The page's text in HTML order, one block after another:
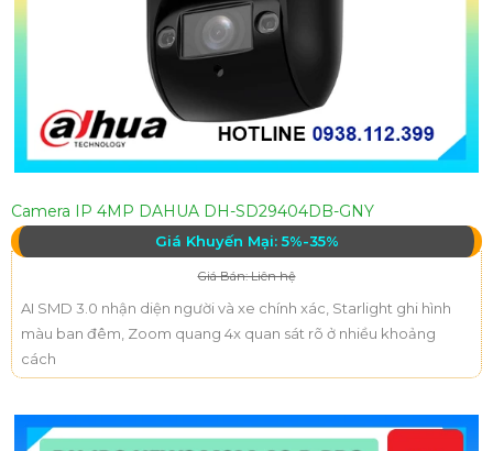
Camera IP 4MP DAHUA DH-SD29404DB-GNY
Giá Khuyến Mại: 5%-35%
Giá Bán: Liên hệ
AI SMD 3.0 nhận diện người và xe chính xác, Starlight ghi hình
màu ban đêm, Zoom quang 4x quan sát rõ ở nhiều khoảng
cách